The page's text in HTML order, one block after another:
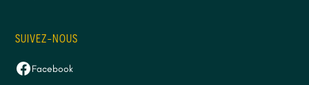
SUIVEZ-NOUS
Facebook